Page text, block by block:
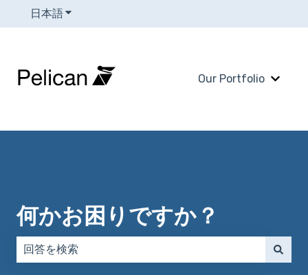
日本語翻訳のサブメニューを表示
Our Portfolio
Our
何かお困りですか？